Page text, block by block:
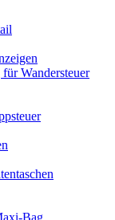
Wandersteuer
Bag